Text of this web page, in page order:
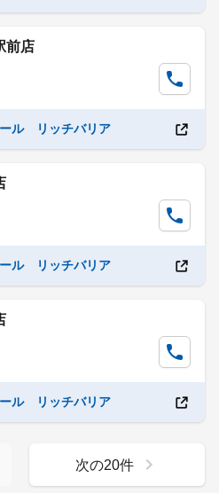
前店
ル リッチバリア
ル リッチバリア
ル リッチバリア
次の20件